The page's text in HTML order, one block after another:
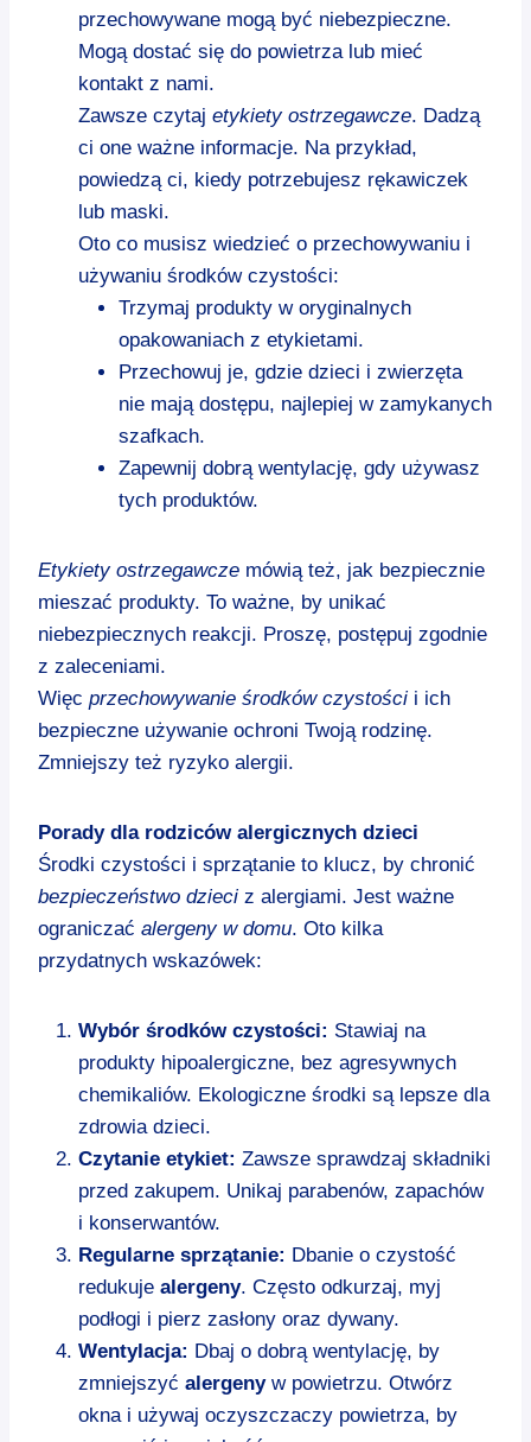
przechowywane mogą być niebezpieczne.
Mogą dostać się do powietrza lub mieć
kontakt z nami.
Zawsze czytaj etykiety ostrzegawcze. Dadzą
ci one ważne informacje. Na przykład,
powiedzą ci, kiedy potrzebujesz rękawiczek
lub maski.
Oto co musisz wiedzieć o przechowywaniu i
używaniu środków czystości:
Trzymaj produkty w oryginalnych
opakowaniach z etykietami.
Przechowuj je, gdzie dzieci i zwierzęta
nie mają dostępu, najlepiej w zamykanych
szafkach.
Zapewnij dobrą wentylację, gdy używasz
tych produktów.
Etykiety ostrzegawcze mówią też, jak bezpiecznie
mieszać produkty. To ważne, by unikać
niebezpiecznych reakcji. Proszę, postępuj zgodnie
z zaleceniami.
Więc przechowywanie środków czystości i ich
bezpieczne używanie ochroni Twoją rodzinę.
Zmniejszy też ryzyko alergii.
Porady dla rodziców alergicznych dzieci
Środki czystości i sprzątanie to klucz, by chronić
bezpieczeństwo dzieci z alergiami. Jest ważne
ograniczać alergeny w domu. Oto kilka
przydatnych wskazówek:
Wybór środków czystości: Stawiaj na
produkty hipoalergiczne, bez agresywnych
chemikaliów. Ekologiczne środki są lepsze dla
zdrowia dzieci.
Czytanie etykiet: Zawsze sprawdzaj składniki
przed zakupem. Unikaj parabenów, zapachów
i konserwantów.
Regularne sprzątanie: Dbanie o czystość
redukuje alergeny. Często odkurzaj, myj
podłogi i pierz zasłony oraz dywany.
Wentylacja: Dbaj o dobrą wentylację, by
zmniejszyć alergenyw powietrzu. Otwórz
okna i używaj oczyszczaczy powietrza, by